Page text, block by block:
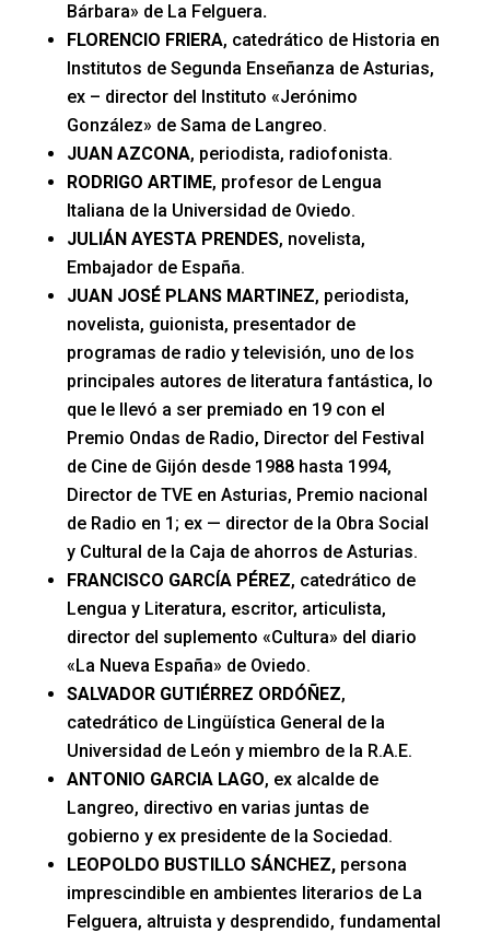
Bárbara» de La Felguera.
FLORENCIO FRIERA, catedrático de Historia en
Institutos de Segunda Enseñanza de Asturias,
ex – director del Instituto «Jerónimo
González» de Sama de Langreo.
JUAN AZCONA, periodista, radiofonista.
RODRIGO ARTIME, profesor de Lengua
Italiana de la Universidad de Oviedo.
JULIÁN AYESTA PRENDES, novelista,
Embajador de España.
JUAN JOSÉ PLANS MARTINEZ, periodista,
novelista, guionista, presentador de
programas de radio y televisión, uno de los
principales autores de literatura fantástica, lo
que le llevó a ser premiado en 19 con el
Premio Ondas de Radio, Director del Festival
de Cine de Gijón desde 1988 hasta 1994,
Director de TVE en Asturias, Premio nacional
de Radio en 1; ex — director de la Obra Social
y Cultural de la Caja de ahorros de Asturias.
FRANCISCO GARCÍA PÉREZ, catedrático de
Lengua y Literatura, escritor, articulista,
director del suplemento «Cultura» del diario
«La Nueva España» de Oviedo.
SALVADOR GUTIÉRREZ ORDÓÑEZ,
catedrático de Lingüística General de la
Universidad de León y miembro de la R.A.E.
ANTONIO GARCIA LAGO, ex alcalde de
Langreo, directivo en varias juntas de
gobierno y ex presidente de la Sociedad.
LEOPOLDO BUSTILLO SÁNCHEZ,persona
imprescindible en ambientes literarios de La
Felguera, altruista y desprendido, fundamental